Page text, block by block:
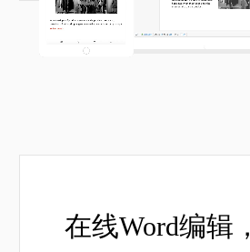
在线Word编辑，